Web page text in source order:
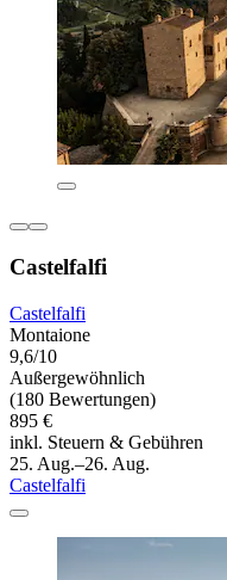
Castelfalfi
Castelfalfi
Montaione
9,6/10
Außergewöhnlich
(180 Bewertungen)
895 €
inkl. Steuern & Gebühren
25. Aug.–26. Aug.
Castelfalfi